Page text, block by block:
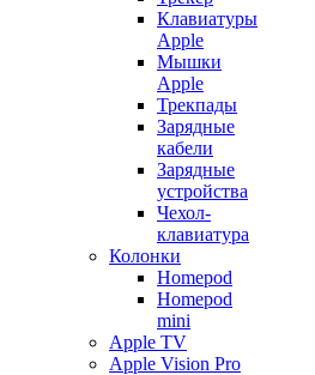
Клавиатуры
Apple
Мышки
Apple
Трекпады
Зарядные
кабели
Зарядные
устройства
Чехол-
клавиатура
Колонки
Homepod
Homepod
mini
Apple TV
Apple Vision Pro